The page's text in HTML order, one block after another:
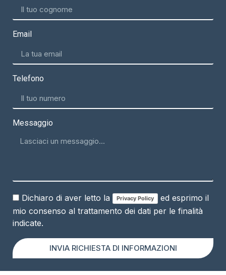
Email
Telefono
Messaggio
Dichiaro di aver letto la Privacy Policy
ed esprimo il
mio consenso al trattamento dei dati per le finalità
indicate.
INVIA RICHIESTA DI INFORMAZIONI